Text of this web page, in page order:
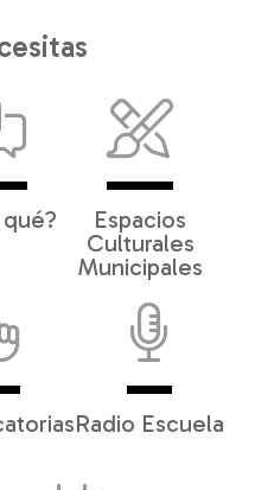
qué?
Espacios
Culturales
Municipales
Radio Escuela